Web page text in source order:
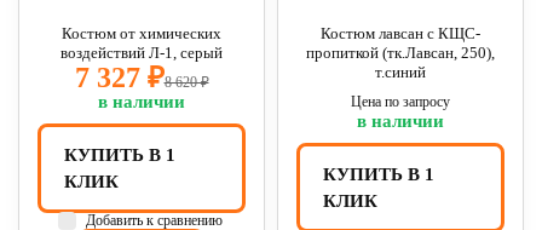
Костюм от химических
воздействий Л-1, серый
7 327 ₽8 620 ₽
в наличии
КУПИТЬ В 1
КЛИК
Добавить к сравнению
Костюм лавсан с КЩС-
пропиткой (тк.Лавсан, 250),
т.синий
Цена по запросу
в наличии
КУПИТЬ В 1
КЛИК